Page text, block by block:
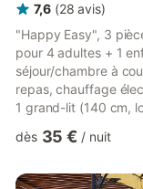
7,6 (28 avis)
"Happy Easy", 3
pour 4 adultes + 1
séjour/chambre à
repas, chauffage
1 grand-lit (140 cm,
longueur 179 cm).
couverte. Meubles
dès 35 € / nuit